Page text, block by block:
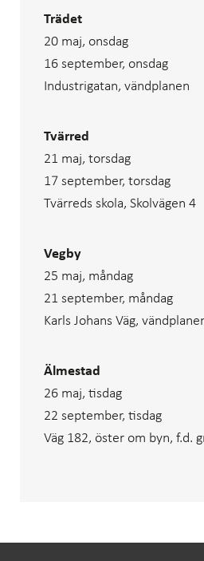
Trädet
20 maj, onsdag
16 september, onsdag
Industrigatan, vändplanen
Tvärred
21 maj, torsdag
17 september, torsdag
Tvärreds skola, Skolvägen 4
Vegby
25 maj, måndag
21 september, måndag
Karls Johans Väg,
Älmestad
26 maj, tisdag
22 september, tisdag
Väg 182, öster om byn, f.d.